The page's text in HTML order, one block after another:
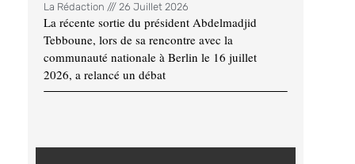
La Rédaction 26 Juillet 2026
La récente sortie du président Abdelmadjid
Tebboune, lors de sa rencontre avec la
communauté nationale à Berlin le 16 juillet
2026, a relancé un débat